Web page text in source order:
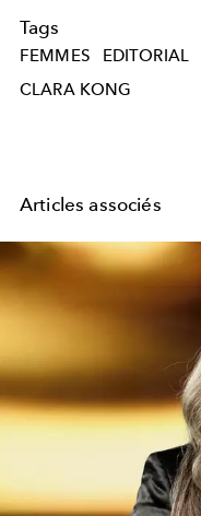
Tags
FEMMES EDITORIAL
CLARA KONG
Articles associés